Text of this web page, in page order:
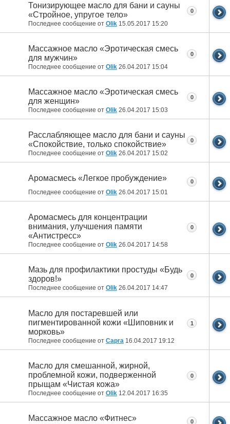
Тонизирующее масло для бани и сауны
«Стройное, упругое тело»
Последнее сообщение от Olik 15.05.2017 15:20
0
Массажное масло «Эротическая смесь
для мужчин»
Последнее сообщение от Olik 26.04.2017 15:04
0
Массажное масло «Эротическая смесь
для женщин»
Последнее сообщение от Olik 26.04.2017 15:03
0
Расслабляющее масло для бани и сауны
«Спокойствие, только спокойствие»
Последнее сообщение от Olik 26.04.2017 15:02
0
Аромасмесь «Легкое пробуждение»
Последнее сообщение от Olik 26.04.2017 15:01
0
Аромасмесь для концентрации
внимания, улучшения памяти
«Антистресс»
Последнее сообщение от Olik 26.04.2017 14:58
0
Мазь для профилактики простуды «Будь
здоров!»
Последнее сообщение от Olik 26.04.2017 14:47
0
Масло для постаревшей или
пигментированной кожи «Шиповник и
морковь»
Последнее сообщение от Capra 16.04.2017 19:12
1
Масло для смешанной, жирной,
проблемной кожи, подверженной
прыщам «Чистая кожа»
Последнее сообщение от Olik 12.04.2017 16:35
0
Массажное масло «Фитнес» 0